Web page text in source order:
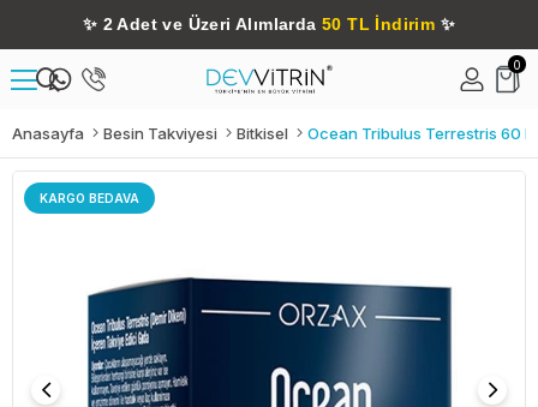
✨ 2 Adet ve Üzeri Alımlarda 50 TL İndirim ✨
0
Anasayfa Besin Takviyesi Bitkisel Ocean Tribulus Terrestris 60
KARGO BEDAVA